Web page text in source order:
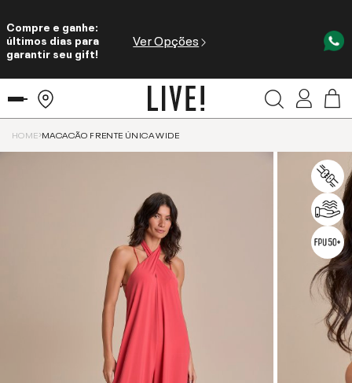
Compre e ganhe:
últimos dias para
garantir seu gift!
Ver Opções
HOME MACACÃO FRENTE ÚNICA WIDE